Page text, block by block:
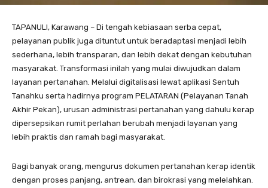
TAPANULI, Karawang – Di tengah kebiasaan serba cepat,
pelayanan publik juga dituntut untuk beradaptasi menjadi lebih
sederhana, lebih transparan, dan lebih dekat dengan kebutuhan
masyarakat. Transformasi inilah yang mulai diwujudkan dalam
layanan pertanahan. Melalui digitalisasi lewat aplikasi Sentuh
Tanahku serta hadirnya program PELATARAN (Pelayanan Tanah
Akhir Pekan), urusan administrasi pertanahan yang dahulu kerap
dipersepsikan rumit perlahan berubah menjadi layanan yang
lebih praktis dan ramah bagi masyarakat.
Bagi banyak orang, mengurus dokumen pertanahan kerap identik
dengan proses panjang, antrean, dan birokrasi yang melelahkan.